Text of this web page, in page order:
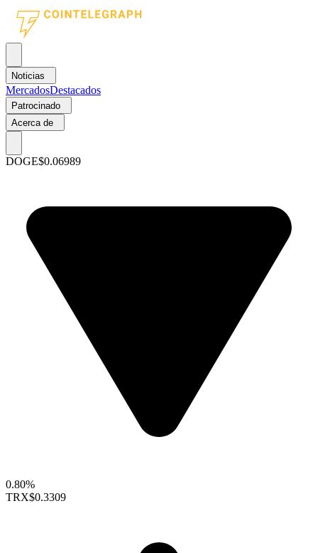
Noticias
MercadosDestacados
Patrocinado
Acerca de
DOGE$0.06989
0.80%
TRX$0.3309